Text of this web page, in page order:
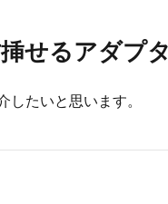
せるアダプ
たいと思います。